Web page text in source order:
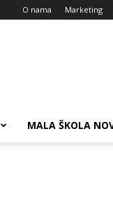
O nama Marketing
MALA ŠKOLA